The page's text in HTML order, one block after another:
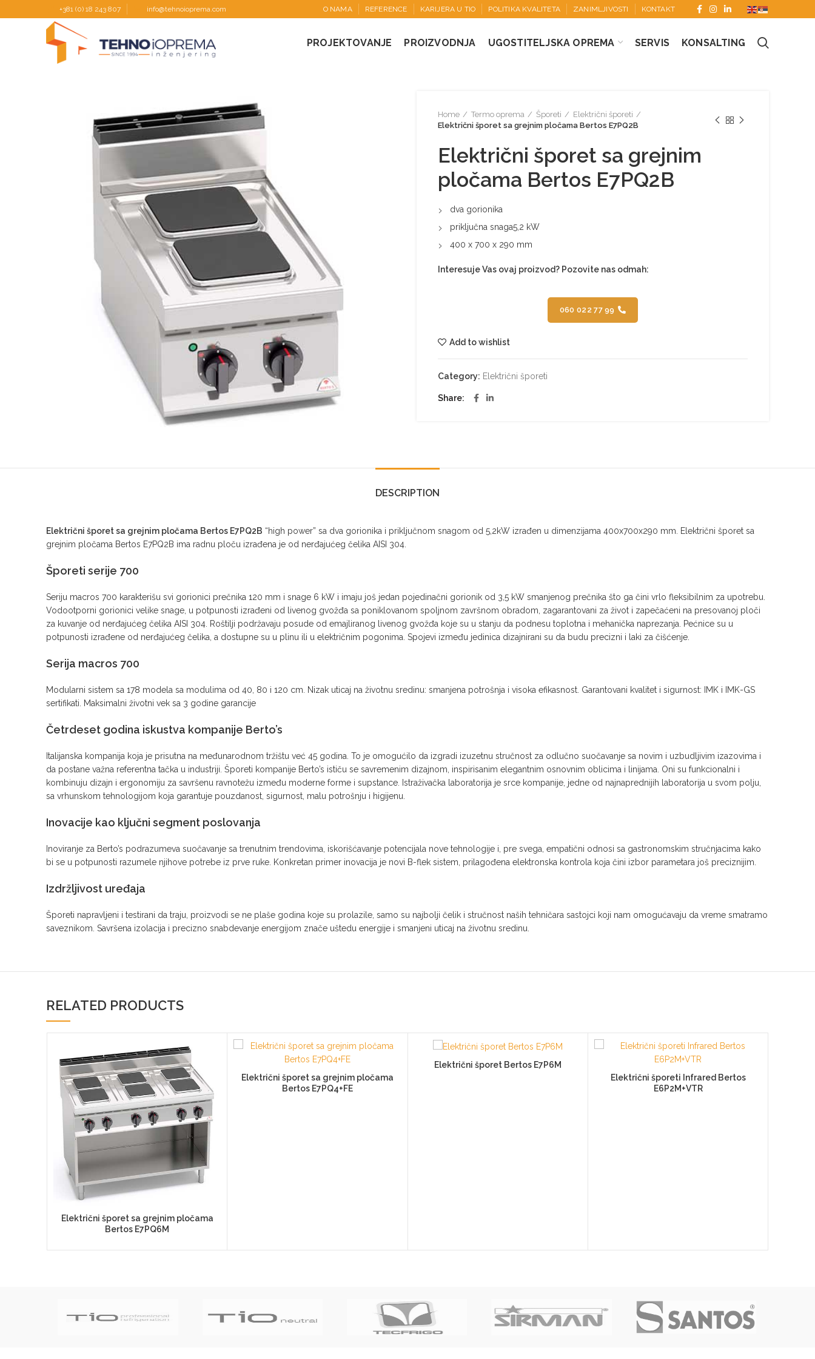
+381 (0) 18 243 807 info@tehnoioprema.com O NAMA REFERENCE KARIJERA U TIO POLITIKA KVALITETA ZANIMLJIVOSTI KONTAKT
PROJEKTOVANJE PROIZVODNJA UGOSTITELJSKA OPREMA SERVIS KONSALTING
Home Termo oprema Šporeti
Električni šporeti
Električni šporet sa grejnim pločama Bertos E7PQ2B
Električni šporet sa grejnim
pločama Bertos E7PQ2B
dva gorionika
priključna snaga5,2 kW
400 x 700 x 290 mm
Interesuje Vas ovaj proizvod? Pozovite nas odmah:
060 022 77 99
Add to wishlist
Category: Električni šporeti
Share
DESCRIPTION
Električni šporet sa grejnim pločama Bertos E7PQ2B “high power” sa dva gorionika i priključnom snagom od 5,2kW izrađen u dimenzijama 400x700x290 mm. Električni šporet sa
grejnim pločama Bertos E7PQ2B ima radnu ploču izrađena je od nerđajućeg čelika AISI 304.
Šporeti serije 700
Seriju macros 700 karakterišu svi gorionici prečnika 120 mm i snage 6 kW i imaju još jedan pojedinačni gorionik od 3,5 kW smanjenog prečnika što ga čini vrlo fleksibilnim za upotrebu.
Vodootporni gorionici velike snage, u potpunosti izrađeni od livenog gvožđa sa poniklovanom spoljnom završnom obradom, zagarantovani za život i zapečaćeni na presovanoj ploči
za kuvanje od nerđajućeg čelika AISI 304. Roštilji podržavaju posude od emajliranog livenog gvožđa koje su u stanju da podnesu toplotna i mehanička naprezanja. Pećnice su u
potpunosti izrađene od nerđajućeg čelika, a dostupne su u plinu ili u električnim pogonima. Spojevi između jedinica dizajnirani su da budu precizni i laki za čišćenje.
Serija macros 700
Modularni sistem sa 178 modela sa modulima od 40, 80 i 120 cm. Nizak uticaj na životnu sredinu: smanjena potrošnja i visoka efikasnost. Garantovani kvalitet i sigurnost: IMK i IMK-GS
sertifikati. Maksimalni životni vek sa 3 godine garancije
Četrdeset godina iskustva kompanije Berto’s
Italijanska kompanija koja je prisutna na međunarodnom tržištu već 45 godina. To je omogućilo da izgradi izuzetnu stručnost za odlučno suočavanje sa novim i uzbudljivim izazovima i
da postane važna referentna tačka u industriji. Šporeti kompanije Berto’s ističu se savremenim dizajnom, inspirisanim elegantnim osnovnim oblicima i linijama. Oni su funkcionalni i
kombinuju dizajn i ergonomiju za savršenu ravnotežu između moderne forme i supstance. Istraživačka laboratorija je srce kompanije, jedne od najnaprednijih laboratorija u svom polju,
sa vrhunskom tehnologijom koja garantuje pouzdanost, sigurnost, malu potrošnju i higijenu.
Inovacije kao ključni segment poslovanja
Inoviranje za Berto’s podrazumeva suočavanje sa trenutnim trendovima, iskorišćavanje potencijala nove tehnologije i, pre svega, empatični odnosi sa gastronomskim stručnjacima kako
bi se u potpunosti razumele njihove potrebe iz prve ruke. Konkretan primer inovacija je novi B-flek sistem, prilagođena elektronska kontrola koja čini izbor parametara još preciznijim.
Izdržljivost uređaja
Šporeti napravljeni i testirani da traju, proizvodi se ne plaše godina koje su prolazile, samo su najbolji čelik i stručnost naših tehničara sastojci koji nam omogućavaju da vreme smatramo
saveznikom. Savršena izolacija i precizno snabdevanje energijom znače uštedu energije i smanjeni uticaj na životnu sredinu.
RELATED PRODUCTS
Električni šporet sa grejnim pločama
Bertos E7PQ6M
Električni šporet sa grejnim pločama
Bertos E7PQ4+FE
Električni šporet Bertos E7P6M
Električni šporeti Infrared Bertos
E6P2M+VTR